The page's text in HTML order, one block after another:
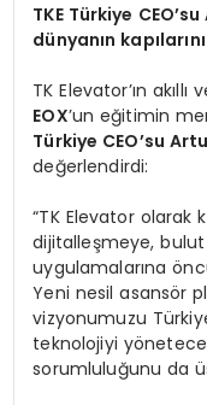
TKE Türkiye CEO’su
dünyanın
TK Elevator’ın
EOX’un eğitimin
Türkiye CEO’su
değerlendirdi:
“TK Elevator olarak
dijitalleşmeye,
uygulamalarına
Yeni nesil asansör
vizyonumuzu
teknolojiyi
sorumluluğunu da